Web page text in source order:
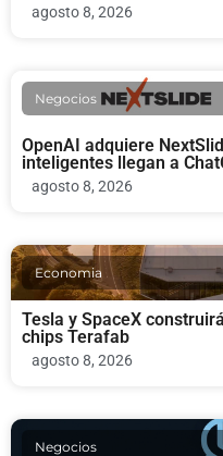
agosto 8, 2026
Negocios
OpenAI adquiere
inteligentes llegan a
agosto 8, 2026
Economia
Tesla y SpaceX
chips Terafab
agosto 8, 2026
Negocios